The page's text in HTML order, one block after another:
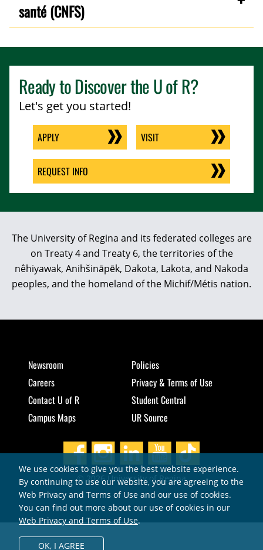
santé (CNFS)
Ready to Discover theU of R?
Let's get you started!
APPLY VISIT
REQUEST INFO
The University of Regina and its federated colleges are
on Treaty 4 and Treaty 6, the territories of the
nêhiyawak, Anihšināpēk, Dakota, Lakota, and Nakoda
peoples, and the homeland of the Michif/Métis nation.
Newsroom
Careers
Contact U of R
Campus Maps
Policies
Privacy & Terms of Use
Student Central
UR Source
© 2026 University of Regina
We use cookies to give you the best website experience.
By continuing to use our website, you are agreeing to the
Web Privacy and Terms of Use and our use of cookies.
You can find out more about our use of cookies in our
Web Privacy and Terms of Use.
OK, I AGREE